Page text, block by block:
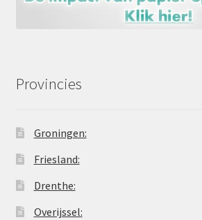
Provincies
Groningen:
Friesland:
Drenthe:
Overijssel: